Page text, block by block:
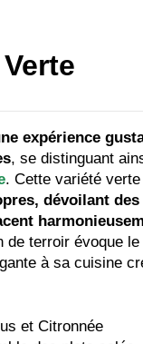
expérience
, se distinguant
. Cette variété
dévoilant
de terroir évoque
à sa cuisine
et Citronnée